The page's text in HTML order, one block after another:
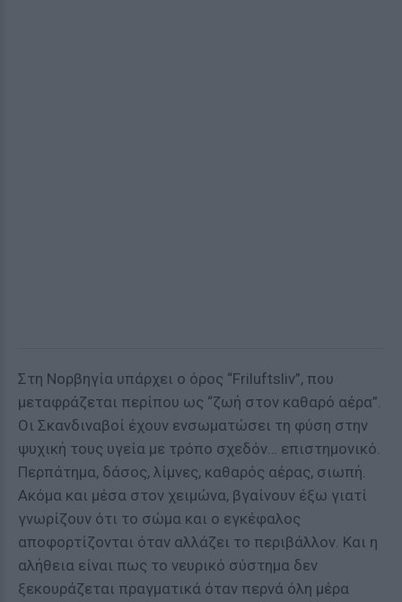
Στη Νορβηγία υπάρχει ο όρος “Friluftsliv”, που
μεταφράζεται περίπου ως “ζωή στον καθαρό αέρα”.
Οι Σκανδιναβοί έχουν ενσωματώσει τη φύση στην
ψυχική τους υγεία με τρόπο σχεδόν… επιστημονικό.
Περπάτημα, δάσος, λίμνες, καθαρός αέρας, σιωπή.
Ακόμα και μέσα στον χειμώνα, βγαίνουν έξω γιατί
γνωρίζουν ότι το σώμα και ο εγκέφαλος
αποφορτίζονται όταν αλλάζει το περιβάλλον. Και η
αλήθεια είναι πως το νευρικό σύστημα δεν
ξεκουράζεται πραγματικά όταν περνά όλη μέρα